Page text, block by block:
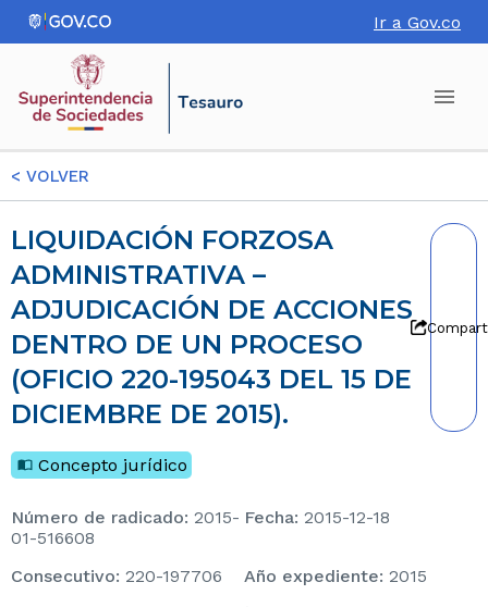
Ir a Gov.co
< VOLVER
LIQUIDACIÓN FORZOSA
ADMINISTRATIVA –
ADJUDICACIÓN DE ACCIONES
DENTRO DE UN PROCESO
(OFICIO 220-195043 DEL 15 DE
DICIEMBRE DE 2015).
Concepto jurídico
Número de radicado: 2015-
01-516608
Fecha: 2015-12-18
consecutivo: 220-197706 Año expediente: 2015